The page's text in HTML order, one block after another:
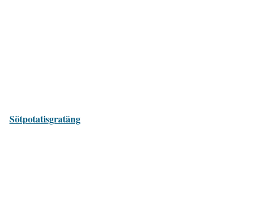
Sötpotatisgratäng